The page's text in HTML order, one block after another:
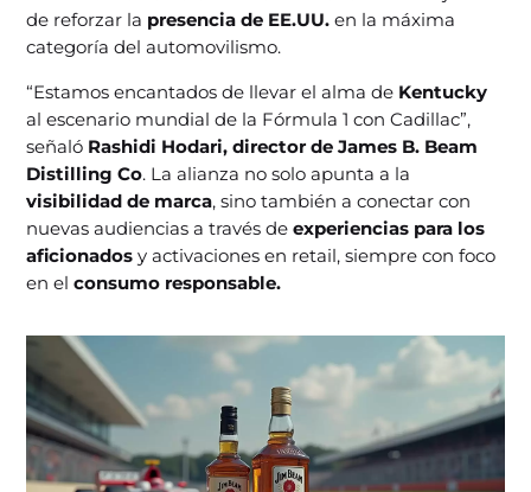
de reforzar la presencia de EE.UU. en la máxima
categoría del automovilismo.
“Estamos encantados de llevar el alma de Kentucky
al escenario mundial de la Fórmula 1 con Cadillac”,
señaló Rashidi Hodari, director de James B. Beam
Distilling Co. La alianza no solo apunta a la
visibilidad de marca, sino también a conectar con
nuevas audiencias a través deexperiencias para los
aficionados y activaciones en retail, siempre con foco
en elconsumo responsable.